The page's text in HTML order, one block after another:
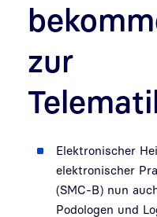
zur
Elektronischer
elektronischer
(SMC-B) nun
Podologen und